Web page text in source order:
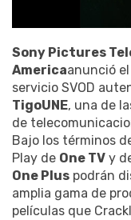
Sony Pictures
Americaanunció
servicio SVOD
TigoUNE, una de
de
Bajo los términos
Play de One TV y
One Plus podrán
amplia gama de
películas que